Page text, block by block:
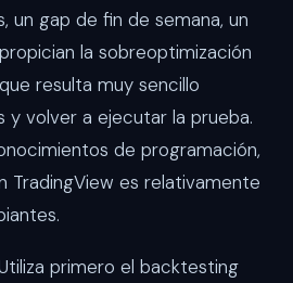
un gap de fin de semana, un
la sobreoptimización
resulta muy sencillo
volver a ejecutar la prueba.
de programación,
TradingView es relativamente
primero el backtesting